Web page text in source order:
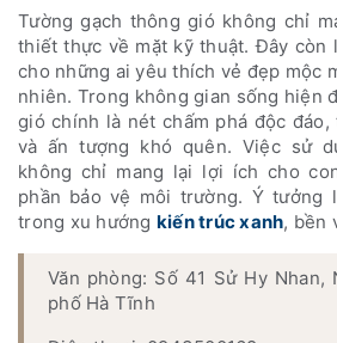
Tường gạch thông gió không chỉ
thiết thực về mặt kỹ thuật. Đây còn
cho những ai yêu thích vẻ đẹp mộc
nhiên. Trong không gian sống hiện
gió chính là nét chấm phá độc
và ấn tượng khó quên. Việc sử
không chỉ mang lại lợi ích cho
phần bảo vệ môi trường. Ý tưởng
trong xu hướng kiến trúc xanh, bền
Văn phòng: Số 41 Sử Hy Nhan,
phố Hà Tĩnh